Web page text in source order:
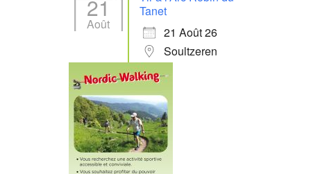
21
Août
Tanet
21 Août 26
Soultzeren